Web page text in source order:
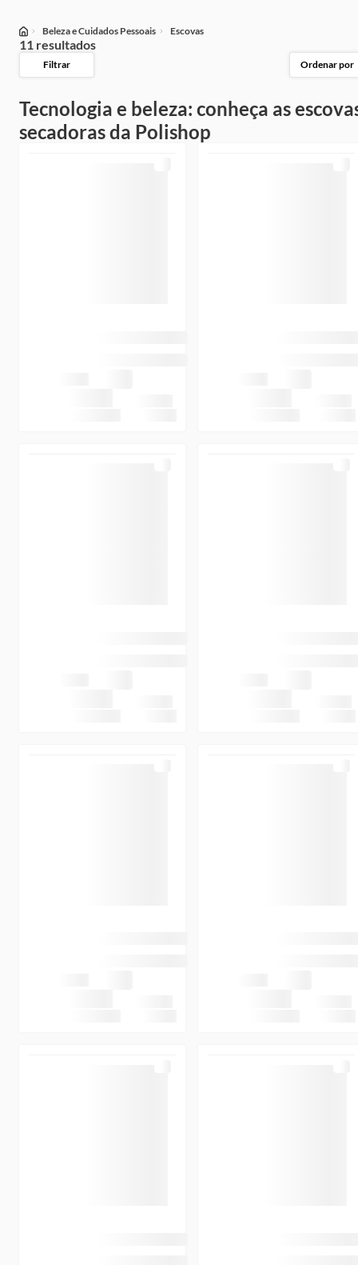
Beleza e Cuidados Pessoais Escovas
11 resultados
Filtrar Ordenar por
Tecnologia e beleza: conheça as
secadoras da Polishop